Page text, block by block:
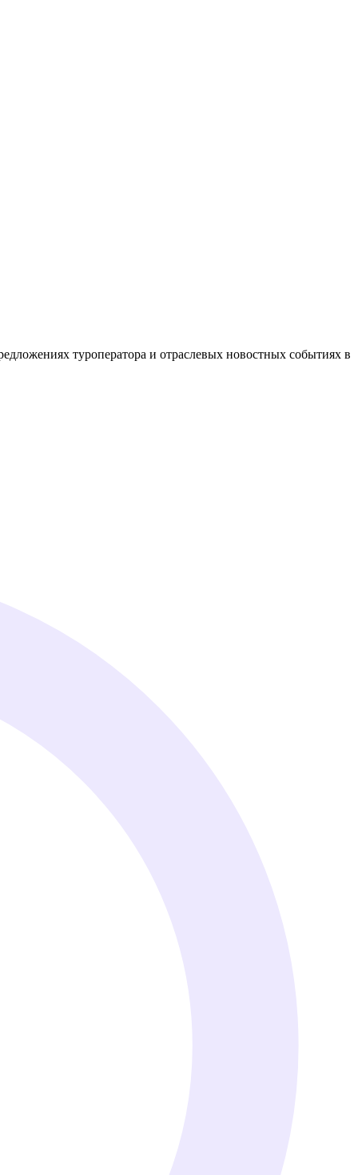
туроператора и отраслевых новостных событиях в